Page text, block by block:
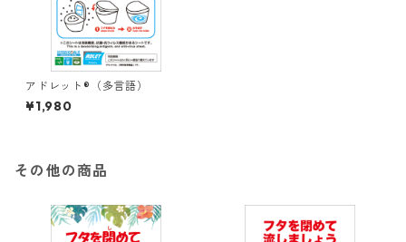
アドレット®（多言語）
¥1,980
その他の商品